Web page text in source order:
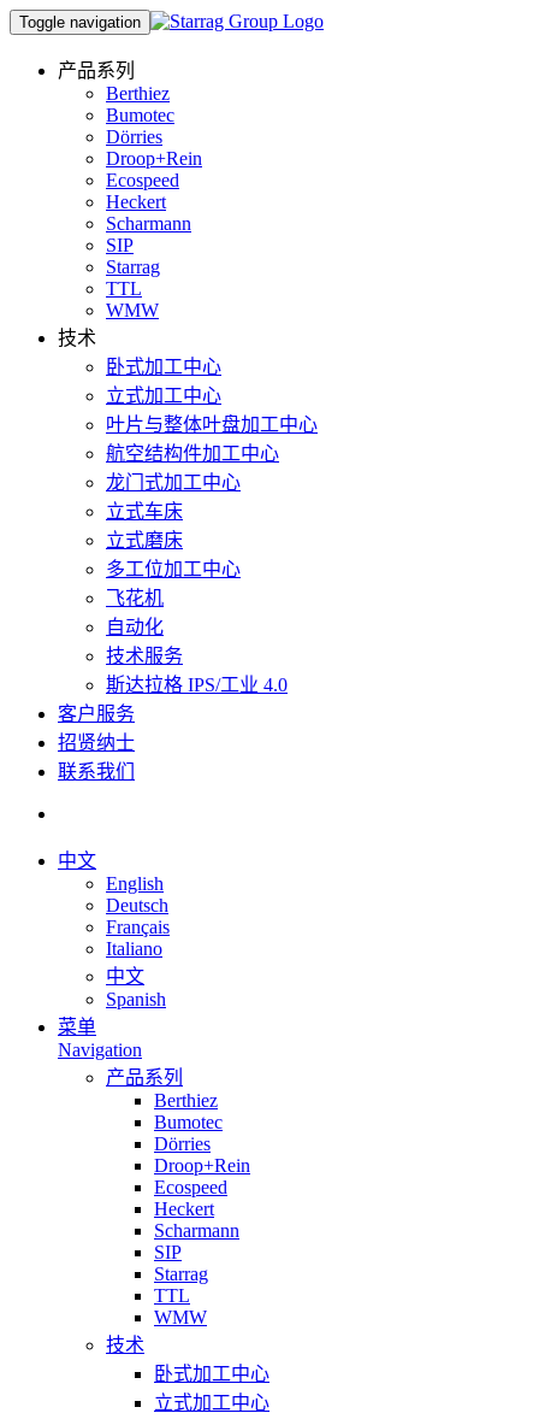
Toggle navigation
产品系列
Berthiez
Bumotec
Dörries
Droop+Rein
Ecospeed
Heckert
Scharmann
SIP
Starrag
TTL
WMW
技术
卧式加工中心
立式加工中心
叶片与整体叶盘加工中心
航空结构件加工中心
龙门式加工中心
立式车床
立式磨床
多工位加工中心
飞花机
自动化
技术服务
斯达拉格 IPS/工业 4.0
客户服务
招贤纳士
联系我们
中文
English
Deutsch
Français
Italiano
中文
Spanish
菜单
Navigation
产品系列
Berthiez
Bumotec
Dörries
Droop+Rein
Ecospeed
Heckert
Scharmann
SIP
Starrag
TTL
WMW
技术
卧式加工中心
立式加工中心